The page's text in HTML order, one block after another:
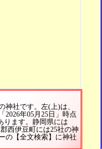
神社です。左(上)は、
2026年05月25日」時点
ります。静岡県には
西伊豆町には25社の神
の【全文検索】に神社